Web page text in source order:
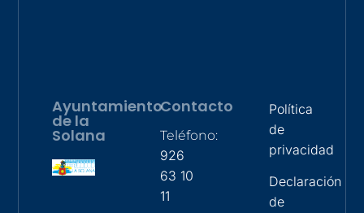
Ayuntamiento
de la
Solana
Contacto
Teléfono:
926
63 10
11
Política
de
privacidad
Declaración
de